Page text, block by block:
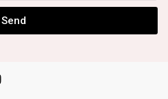
Send